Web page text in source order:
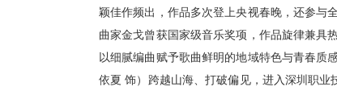
颖佳作频出，作品多次登上央视春晚，还参与
曲家金戈曾获国家级音乐奖项，作品旋律兼具
以细腻编曲赋予歌曲鲜明的地域特色与青春质
依夏 饰） 跨越山海、打破偏见，进入深圳职业